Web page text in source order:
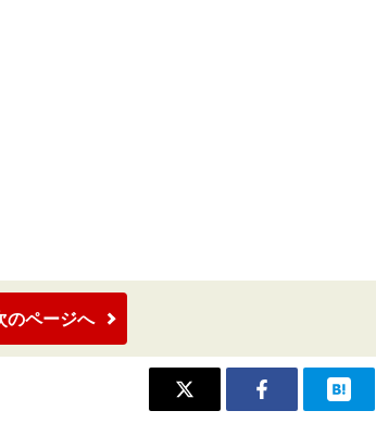
のページへ